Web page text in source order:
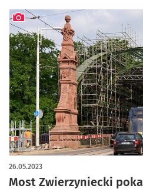
Most Zwierzyniecki
26.05.2023
artykuł z galerią zdjęć